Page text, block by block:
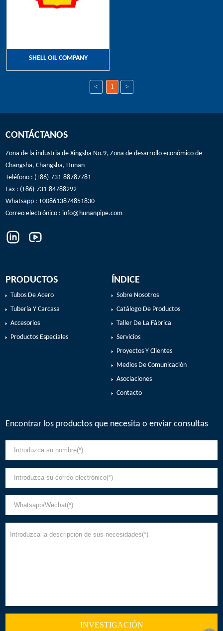
SHELL OIL COMPANY
< 1 >
CONTÁCTANOS
Zona de la industria de Xingsha No.9, Zona de desarrollo económico de
Changsha, Changsha, Hunan
Teléfono : (+86)-731-88787781
Fax : (+86)-731-84788292
Whatsapp : +008613874851830
Correo electrónico : info@hunanpipe.com
PRODUCTOS
Tubos De Acero
Tubería Y Carcasa
Accesorios
Productos Especiales
ÍNDICE
Sobre Nosotros
Catálogo De Productos
Taller De La Fábrica
Servicios
Proyectos Y Clientes
Medios De Comunicación
Asociaciones
Contacto
Encontrar los productos que necesita o enviar consultas